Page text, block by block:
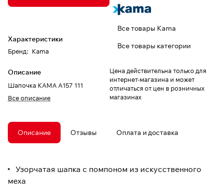
Характеристики
Бренд: Kama
Описание
Шапочка КАМА A157 111
Все описание
Все товары Kama
Все товары категории
Цена действительна только для
интернет-магазина и может
отличаться от цен в розничных
магазинах
Описание Отзывы Оплата и доставка
Узорчатая шапка с помпоном из искусственного
меха